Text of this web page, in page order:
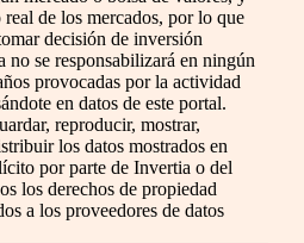
de los mercados, por lo que
decisión de inversión
no se responsabilizará en ningún
provocadas por la actividad
en datos de este portal.
reproducir, mostrar,
los datos mostrados en
por parte de Invertia o del
los derechos de propiedad
a los proveedores de datos